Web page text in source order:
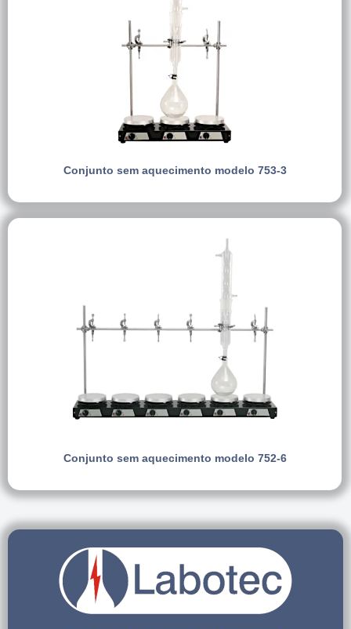
Conjunto sem aquecimento modelo 753-3
Conjunto sem aquecimento modelo 752-6